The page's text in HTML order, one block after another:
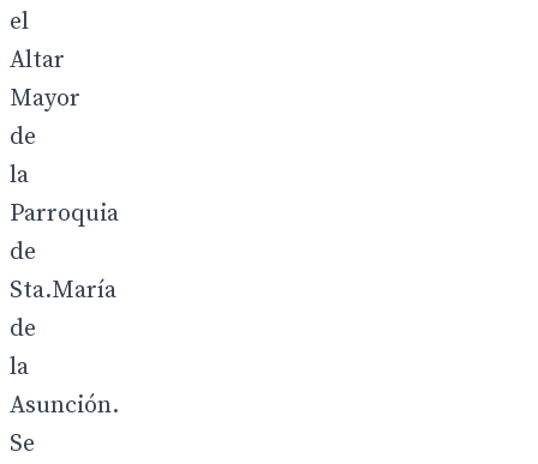
el
Altar
Mayor
de
la
Parroquia
de
Sta.María
de
la
Asunción.
Se